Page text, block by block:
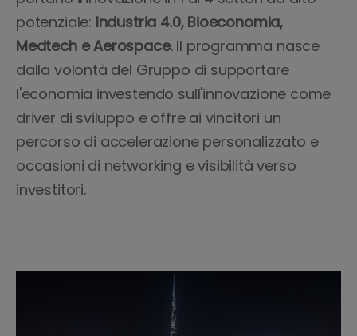
potenziale: Industria 4.0, Bioeconomia,
Medtech e Aerospace. Il programma nasce
dalla volontà del Gruppo di supportare
l'economia investendo sull'innovazione come
driver di sviluppo e offre ai vincitori un
percorso di accelerazione personalizzato e
occasioni di networking e visibilità verso
investitori.